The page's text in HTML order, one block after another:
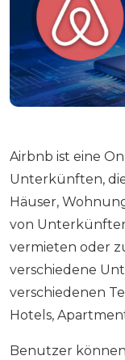
Airbnb ist eine
Unterkünften,
Häuser,
von
vermieten oder
verschiedene
verschiedenen
Hotels,
Benutzer